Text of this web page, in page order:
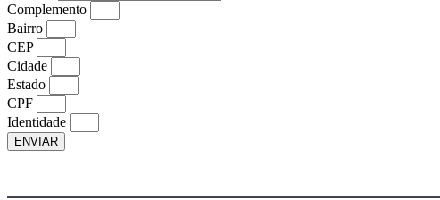
Complemento
Bairro
CEP
Cidade
Estado
CPF
Identidade
ENVIAR